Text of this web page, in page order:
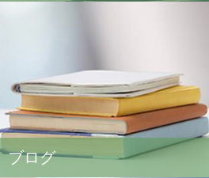
ブログ